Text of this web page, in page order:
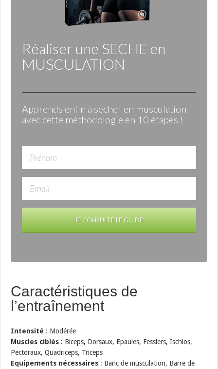
Réaliser une SECHE en
MUSCULATION
Apprends enfin à sécher en musculation
avec cette méthodologie en 10 étapes !
JE CONSULTE LE GUIDE
Caractéristiques de
l’entraînement
Intensité : Modérée
Muscles ciblés : Biceps, Dorsaux, Epaules, Fessiers, Ischios,
Pectoraux, Quadriceps, Triceps
Equipements nécessaires : Banc de musculation, Barre de